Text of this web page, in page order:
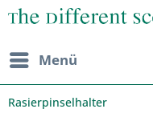
Menü
Rasierpinselhalter